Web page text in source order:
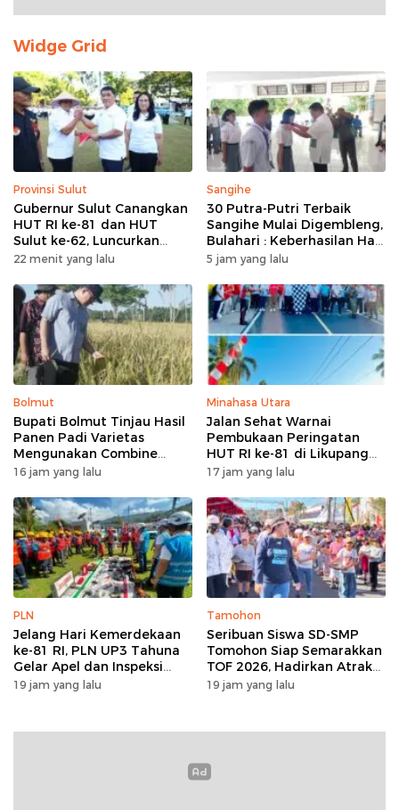
Widge Grid
Provinsi Sulut
Gubernur Sulut Canangkan
HUT RI ke-81 dan HUT
Sulut ke-62, Luncurkan
Program Keringanan Pajak
Kelapa
22 menit yang lalu
Sangihe
30 Putra-Putri Terbaik
Sangihe Mulai Digembleng,
Bulahari : Keberhasilan Hari
Ini Bukan Garis Akhir Tapi
5 jam yang lalu
Bolmut
Bupati Bolmut Tinjau Hasil
Panen Padi Varietas
Mengunakan Combine
Harvester
16 jam yang lalu
Minahasa Utara
Jalan Sehat Warnai
Pembukaan Peringatan
HUT RI ke-81 di Likupang
Barat
17 jam yang lalu
PLN
Jelang Hari Kemerdekaan
ke-81 RI, PLN UP3 Tahuna
Gelar Apel dan Inspeksi
Peralatan Guna Pastikan
19 jam yang lalu
Tamohon
Seribuan Siswa SD-SMP
Tomohon Siap Semarakkan
TOF 2026, Hadirkan Atraksi
Kolosal dan Harmoni Seni
19 jam yang lalu